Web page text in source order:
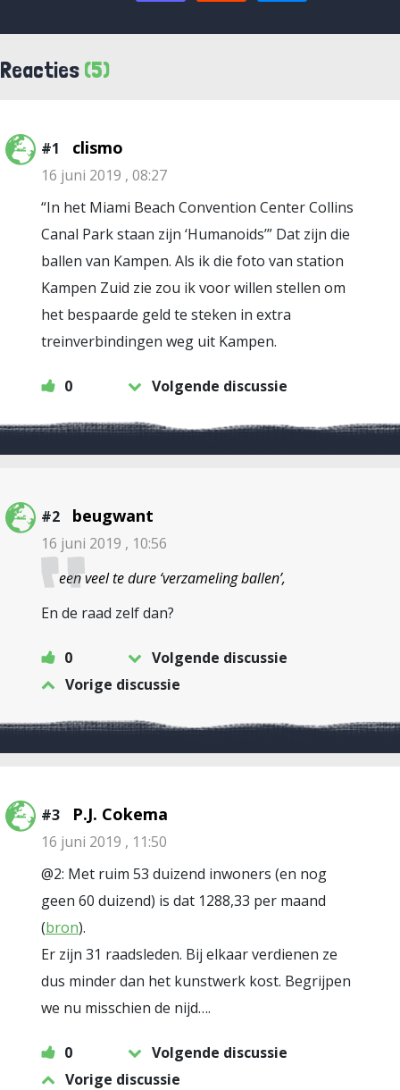
Reacties (5)
#1 clismo
16 juni 2019 , 08:27
“In het Miami Beach Convention Center Collins
Canal Park staan zijn ‘Humanoids’” Dat zijn die
ballen van Kampen. Als ik die foto van station
Kampen Zuid zie zou ik voor willen stellen om
het bespaarde geld te steken in extra
treinverbindingen weg uit Kampen.
0 Volgende discussie
#2 beugwant
16 juni 2019 , 10:56
een veel te dure ‘verzameling ballen’,
En de raad zelf dan?
0
Volgende discussie
Vorige discussie
#3 P.J. Cokema
16 juni 2019 , 11:50
@2: Met ruim 53 duizend inwoners (en nog
geen 60 duizend) is dat 1288,33 per maand
(bron).
Er zijn 31 raadsleden. Bij elkaar verdienen ze
dus minder dan het kunstwerk kost. Begrijpen
we nu misschien de nijd….
0
Volgende discussie
Vorige discussie